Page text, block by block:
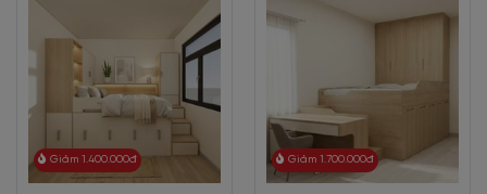
Giảm 1.400.000đ Giảm 1.700.000đ